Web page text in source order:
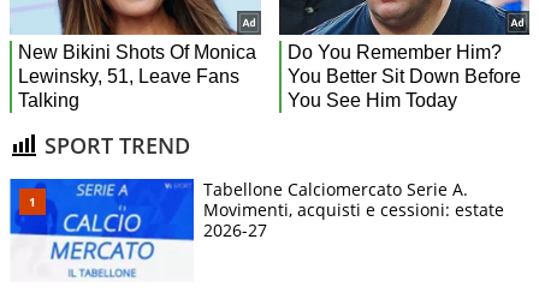
SPORT TREND
Tabellone Calciomercato Serie A.
Movimenti, acquisti e cessioni: estate
2026-27